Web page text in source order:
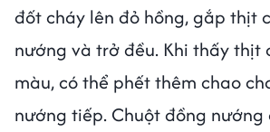
đốt cháy lên đỏ hồng, gắp thịt
nướng và trở đều. Khi thấy thịt
màu, có thể phết thêm chao
nướng tiếp. Chuột đồng